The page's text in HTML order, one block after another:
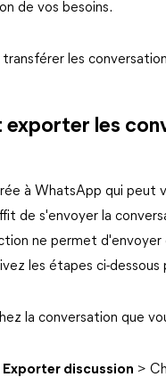
de vos besoins.
les
exporter les
à WhatsApp qui peut
de s'envoyer la
ne permet
les étapes ci-
la conversation que
Exporter discussion >